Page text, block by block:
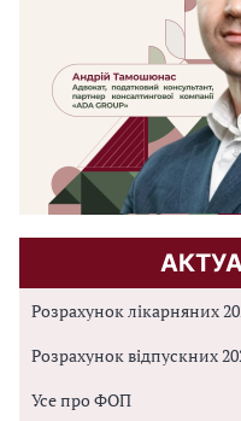
Розрахунок лікарняних
Розрахунок відпускних
Усе про ФОП